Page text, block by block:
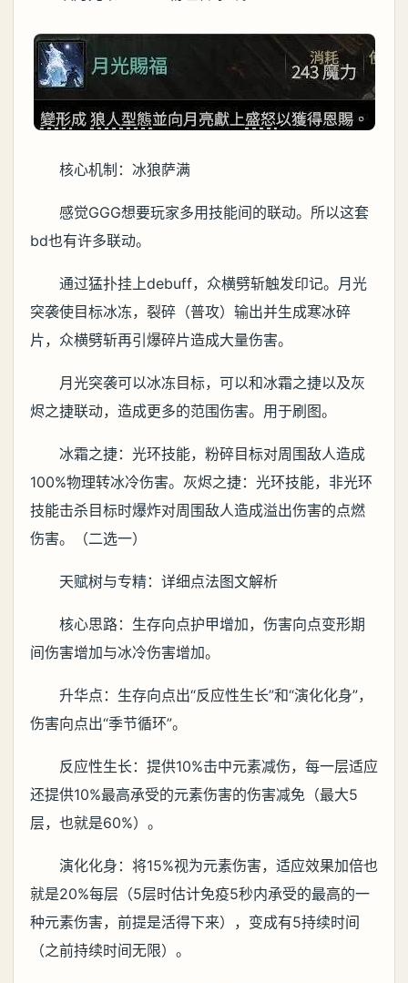
核心机制：冰狼萨满
感觉GGG想要玩家多用技能间的联动。所以这套
bd也有许多联动。
通过猛扑挂上debuff，众横劈斩触发印记。月光
突袭使目标冰冻，裂碎（普攻）输出并生成寒冰碎
片，众横劈斩再引爆碎片造成大量伤害。
月光突袭可以冰冻目标，可以和冰霜之捷以及灰
烬之捷联动，造成更多的范围伤害。用于刷图。
冰霜之捷：光环技能，粉碎目标对周围敌人造成
100%物理转冰冷伤害。灰烬之捷：光环技能，非光环
技能击杀目标时爆炸对周围敌人造成溢出伤害的点燃
伤害。（二选一）
天赋树与专精：详细点法图文解析
核心思路：生存向点护甲增加，伤害向点变形期
间伤害增加与冰冷伤害增加。
升华点：生存向点出“反应性生长”和“演化化身”，
伤害向点出“季节循环”。
反应性生长：提供10%击中元素减伤，每一层适应
还提供10%最高承受的元素伤害的伤害减免（最大5
层，也就是60%）。
演化化身：将15%视为元素伤害，适应效果加倍也
就是20%每层（5层时估计免疫5秒内承受的最高的一
种元素伤害，前提是活得下来），变成有5持续时间
（之前持续时间无限）。